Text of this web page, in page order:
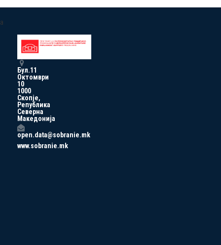
a
Бул.11
Октомври
10
1000
Скопје,
Република
Северна
Македонија
open.data@sobranie.mk
www.sobranie.mk